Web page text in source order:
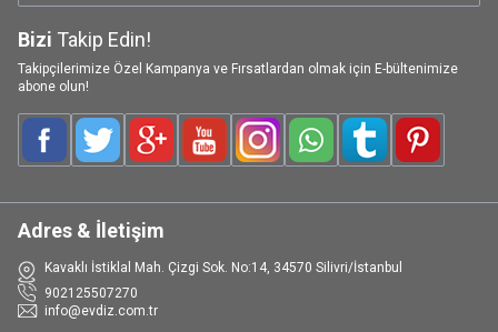
Bizi Takip Edin!
Takipçilerimize Özel Kampanya ve Fırsatlardan olmak için E-bültenimize
abone olun!
FacebookTwitterGoogle-PlusYoutubeInstagramWhatsAppTumblrPinterest
Adres & İletişim
Kavaklı İstiklal Mah. Çizgi Sok. No:14, 34570 Silivri/İstanbul
902125507270
info@evdiz.com.tr